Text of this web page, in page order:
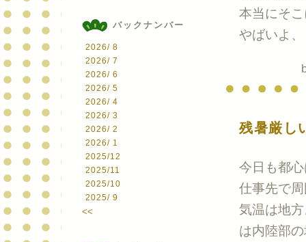
バックナンバー
2026/ 8
2026/ 7
2026/ 6
2026/ 5
2026/ 4
2026/ 3
2026/ 2
2026/ 1
2025/12
2025/11
2025/10
2025/ 9
<<
本当にそ
やばいよ、
残暑厳し
今日も都
仕事先で
気温は地
は内陸部